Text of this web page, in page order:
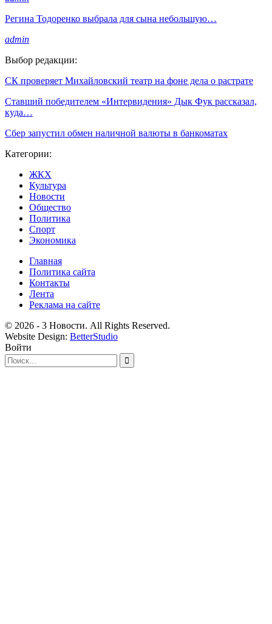
Регина Тодоренко выбрала для сына небольшую…
admin
Выбор редакции:
СК проверяет Михайловский театр на фоне дела о растрате
Ставший победителем «Интервидения» Дык Фук рассказал,
куда…
Сбер запустил обмен наличной валюты в банкоматах
Категории:
ЖКХ
Культура
Новости
Общество
Политика
Спорт
Экономика
Главная
Политика сайта
Контакты
Лента
Реклама на сайте
© 2026 - 3 Новости. All Rights Reserved.
Website Design: BetterStudio
Войти